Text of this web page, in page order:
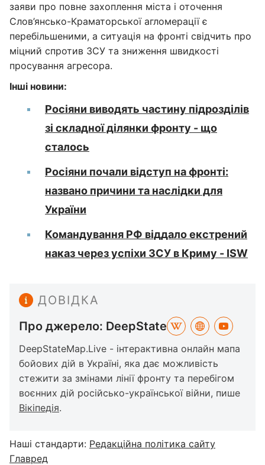
заяви про повне захоплення міста і оточення
Слов’янсько-Краматорської агломерації є
перебільшеними, а ситуація на фронті свідчить про
міцний спротив ЗСУ та зниження швидкості
просування агресора.
Інші новини:
Росіяни виводять частину підрозділів
зі складної ділянки фронту - що
сталось
Росіяни почали відступ на фронті:
названо причини та наслідки для
України
Командування РФ віддало екстрений
наказ через успіхи ЗСУ в Криму - ISW
ДОВІДКА
Про джерело: DeepState
DeepStateMap.Live - інтерактивна онлайн мапа
бойових дій в Україні, яка дає можливість
стежити за змінами лінії фронту та перебігом
воєнних дій російсько-української війни, пише
Вікіпедія.
Наші стандарти: Редакційна політика сайту
Главред